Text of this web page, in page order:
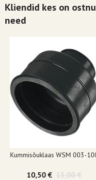
Kliendid kes on
need
Kummisõuklaas WSM 003-
10,50 € 13,00 €